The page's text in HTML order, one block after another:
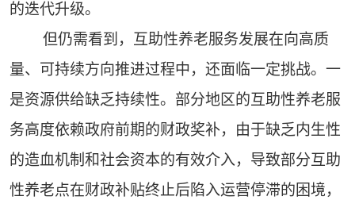
的迭代升级。
但仍需看到，互助性养老服务发展在向高质
量、可持续方向推进过程中，还面临一定挑战。一
是资源供给缺乏持续性。部分地区的互助性养老服
务高度依赖政府前期的财政奖补，由于缺乏内生性
的造血机制和社会资本的有效介入，导致部分互助
性养老点在财政补贴终止后陷入运营停滞的困境，